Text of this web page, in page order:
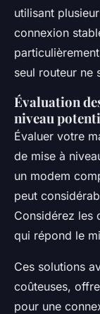
utilisant
connexion
seul routeur ne
Évaluation
niveau
Évaluer votre
de mise à
un modem
peut
Considérez les
qui répond le
Ces solutions
coûteuses,
pour une